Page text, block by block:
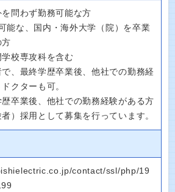
問わず勤務可能な方
能な、国内・海外大学（院）を卒業
方
校専攻科を含む
、最終学歴卒業後、他社での勤務経
クターも可。
卒業後、他社での勤務経験がある方
）採用として募集を行っています。
contact/ssl/php/19